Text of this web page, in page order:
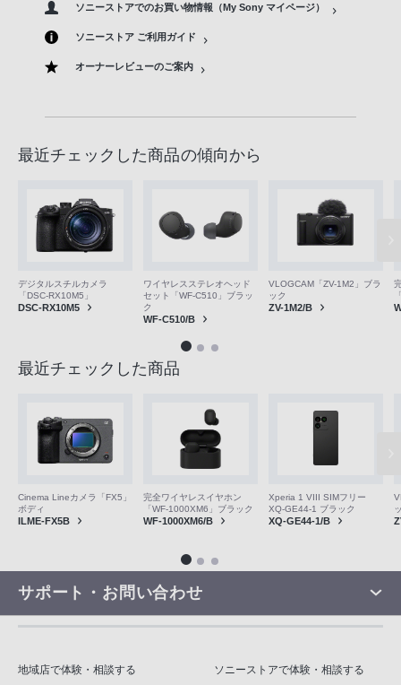
ソニーストアでのお買い物情報（My Sony マイページ）
ソニーストア ご利用ガイド
オーナーレビューのご案内
最近チェックした商品の傾向から
デジタルスチルカメラ
「DSC-RX10M5」
DSC-RX10M5
ワイヤレスステレオヘッド
セット「WF-C510」ブラッ
ク
WF-C510/B
VLOGCAM「ZV-1M2」ブラ
ック
ZV-1M2/B
最近チェックした商品
Cinema Lineカメラ「FX5」
ボディ
ILME-FX5B
完全ワイヤレスイヤホン
「WF-1000XM6」ブラック
WF-1000XM6/B
Xperia 1 VIII SIMフリー
XQ-GE44-1 ブラック
XQ-GE44-1/B
サポート・お問い合わせ
地域店で体験・相談する ソニーストアで体験・相談する